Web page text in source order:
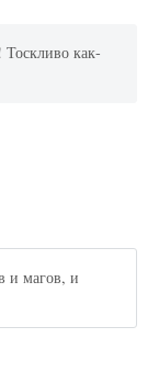
как-
и магов, и